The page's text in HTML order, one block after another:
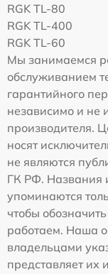
RGK TL-80
RGK TL-400
RGK TL-60
Мы занимаемся
обслуживанием
гарантийного
независимо и не
производителя.
носят
не являются
ГК РФ. Названия
упоминаются
чтобы
работаем. Наша
владельцами
представляет их